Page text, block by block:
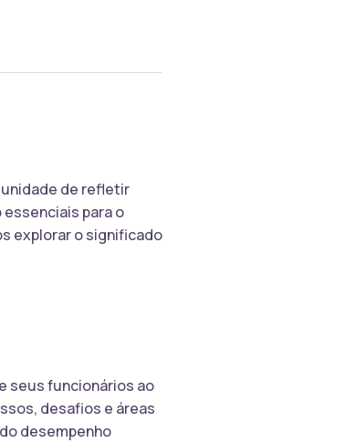
de refletir
para o
explorar o significado
seus funcionários ao
desafios e áreas
desempenho